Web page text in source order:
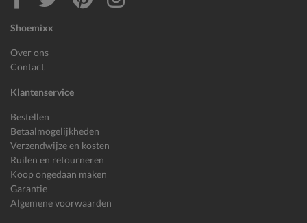
Shoemixx
Over ons
Contact
Klantenservice
Bestellen
Betaalmogelijkheden
Verzendwijze en kosten
Ruilen en retourneren
Koop ongedaan maken
Garantie
Algemene voorwaarden